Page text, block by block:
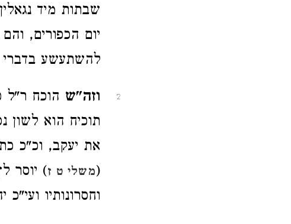
שבתות מיד
יום הכפורים,
להשתעשע בדברי
2 וזה"ש הוכח ר"ל
תוכיח הוא לשון
את יעקב, וכ"כ
(משלי ט ז) יוסר
וחסרונותיו ועי"כ